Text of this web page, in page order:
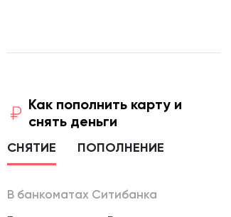
Как пополнить карту и
снять деньги
СНЯТИЕ ПОПОЛНЕНИЕ
В банкоматах Ситибанка